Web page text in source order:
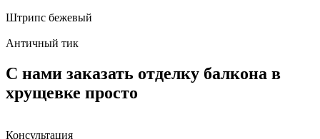
Штрипс бежевый
Античный тик
С нами заказать отделку балкона в
хрущевке просто
Консультация